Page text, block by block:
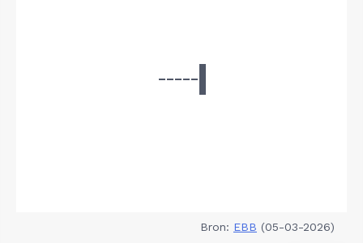
Bron: EBB (05-03-2026)